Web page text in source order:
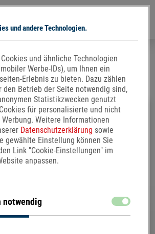
System
ins Herz-
System
und andere Technologien.
und ähnliche Technologien
Werbe-IDs), um Ihnen ein
Erlebnis zu bieten. Dazu zählen
den Betrieb der Seite notwendig sind,
Statistikzwecken genutzt
für personalisierte und nicht
Weitere Informationen
Datenschutzerklärung sowie
gewählte Einstellung können Sie
Link "Cookie-Einstellungen" im
anpassen.
notwendig
Zustimmen